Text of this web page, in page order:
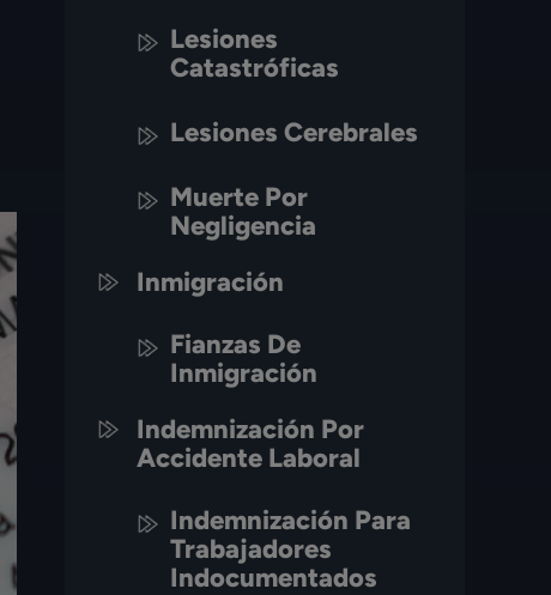
Lesiones
Catastróficas
Lesiones Cerebrales
Muerte Por
Negligencia
Inmigración
Fianzas De
Inmigración
Indemnización Por
Accidente Laboral
Indemnización Para
Trabajadores
Indocumentados